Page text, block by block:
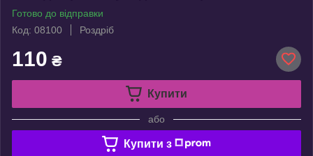
Готово до відправки
Код: 08100
Роздріб
110 ₴
Купити
або
Купити з